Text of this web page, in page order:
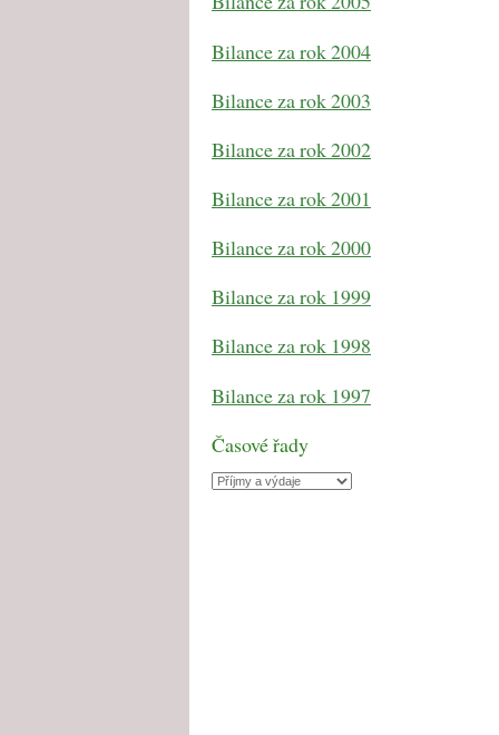
Bilance za rok 2004
Bilance za rok 2003
Bilance za rok 2002
Bilance za rok 2001
Bilance za rok 2000
Bilance za rok 1999
Bilance za rok 1998
Bilance za rok 1997
Časové řady